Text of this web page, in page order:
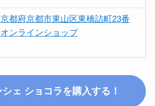
京都府京都市東山区東橋詰町23番
オンラインショップ
シェ ショコラを購入する！